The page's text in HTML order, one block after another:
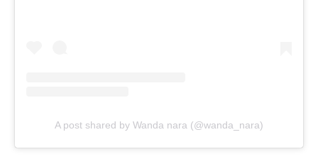
A post shared by Wanda nara (@wanda_nara)